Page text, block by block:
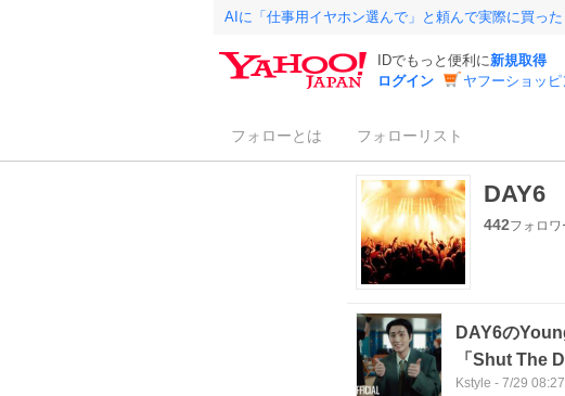
AIに「仕事用イヤホン選んで」と頼んで実際に買った
IDでもっと便利に新規取得
ログイン
ヤフーショッ
フォローとは フォローリスト
DAY6
442フォロワ
DAY6の
「Shut The
Kstyle - 7/29 08:27